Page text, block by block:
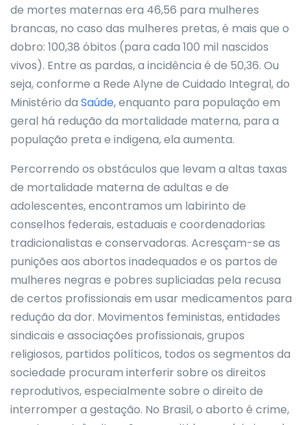
de mortes maternas era 46,56 para mulheres
brancas, no caso das mulheres pretas, é mais que o
dobro: 100,38 óbitos (para cada 100 mil nascidos
vivos). Entre as pardas, a incidência é de 50,36. Ou
seja, conforme a Rede Alyne de Cuidado Integral, do
Ministério da Saúde, enquanto para população em
geral há redução da mortalidade materna, para a
população preta e indigena, ela aumenta.
Percorrendo os obstáculos que levam a altas taxas
de mortalidade materna de adultas e de
adolescentes, encontramos um labirinto de
conselhos federais, estaduais е coordenadorias
tradicionalistas e conservadoras. Acresçam-se as
punições aos abortos inadequados e os partos de
mulheres negras e pobres supliciadas pela recusa
de certos profissionais em usar medicamentos para
redução da dor. Movimentos feministas, entidades
sindicais e associações profissionais, grupos
religiosos, partidos políticos, todos os segmentos da
sociedade procuram interferir sobre os direitos
reprodutivos, especialmente sobre o direito de
interromper a gestação. No Brasil, o aborto é crime,